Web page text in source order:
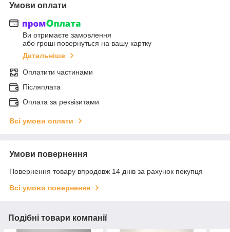
Умови оплати
Ви отримаєте замовлення
або гроші повернуться на вашу картку
Детальніше
Оплатити частинами
Післяплата
Оплата за реквізитами
Всі умови оплати
Умови повернення
Повернення товару впродовж 14 днів за рахунок покупця
Всі умови повернення
Подібні товари компанії